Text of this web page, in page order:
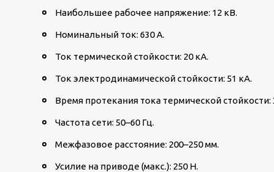
Наибольшее рабочее напряжение: 12 кВ.
Номинальный ток: 630 А.
Ток термической стойкости: 20 кА.
Ток электродинамической стойкости: 51 кА.
Время протекания тока термической стойкости:
Частота сети: 50–60 Гц.
Межфазовое расстояние: 200–250 мм.
Усилие на приводе (макс.): 250 Н.